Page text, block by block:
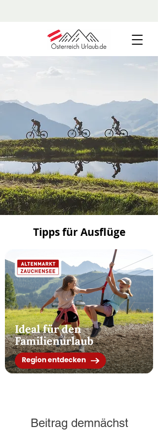
Tipps für Ausflüge
Beitrag demnächst